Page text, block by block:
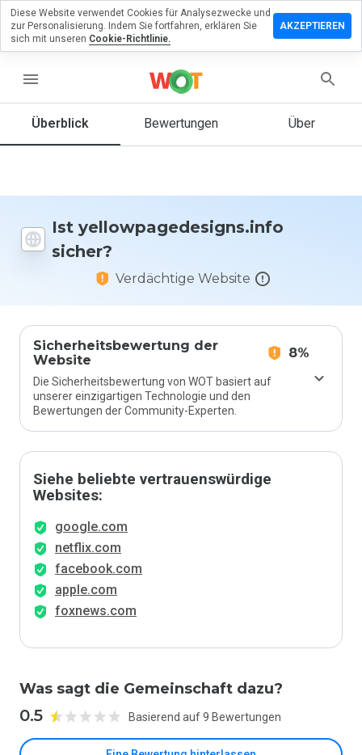
menu
Überblick Bewertungen Über
Ist yellowpagedesigns.info
sicher?
Verdächtige Website
Sicherheitsbewertung der
Website
8%
Die Sicherheitsbewertung von WOT basiert auf
unserer einzigartigen Technologie und den
Bewertungen der Community-Experten.
Siehe beliebte vertrauenswürdige
Websites:
google.com
netflix.com
facebook.com
apple.com
foxnews.com
Was sagt die Gemeinschaft dazu?
0.5 Basierend auf 9 Bewertungen
Sie eine
zu
Wie
Website
Skala von
1 bis 5
bewerten?
Diese Website verwendet Cookies für Analysezwecke und
zur Personalisierung. Indem Sie fortfahren, erklären Sie
sich mit unseren Cookie-Richtlinie.
AKZEPTIEREN